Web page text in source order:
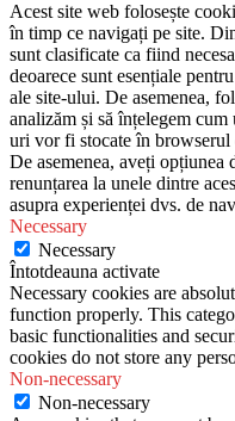
Acest site web folosește
în timp ce navigați pe site.
sunt clasificate ca fiind
deoarece sunt esențiale
ale site-ului. De asemenea,
analizăm și să înțelegem
uri vor fi stocate în browserul
De asemenea, aveți opțiunea
renunțarea la unele dintre
asupra experienței dvs. de
Necessary
Necessary
Întotdeauna activate
Necessary cookies are
function properly. This
basic functionalities and
cookies do not store any
Non-necessary
Non-necessary